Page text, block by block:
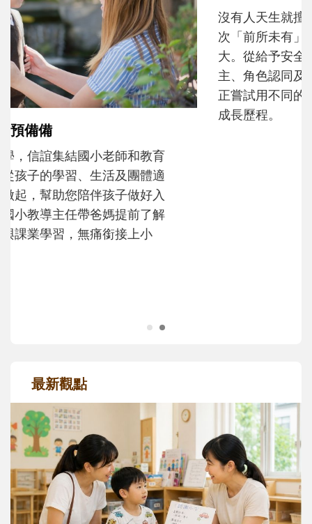
沒有人天生就擅長當爸爸！男人總是在一次
次「前所未有」的體驗中，跟著孩子一起長
大。從給予安全感的肢體遊戲，到獨立自
主、角色認同及解決問題的能力養成。爸爸
正嘗試用不同的模樣，參與孩子每個重要的
最新觀點